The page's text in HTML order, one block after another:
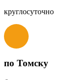
круглосуточно
по Томску